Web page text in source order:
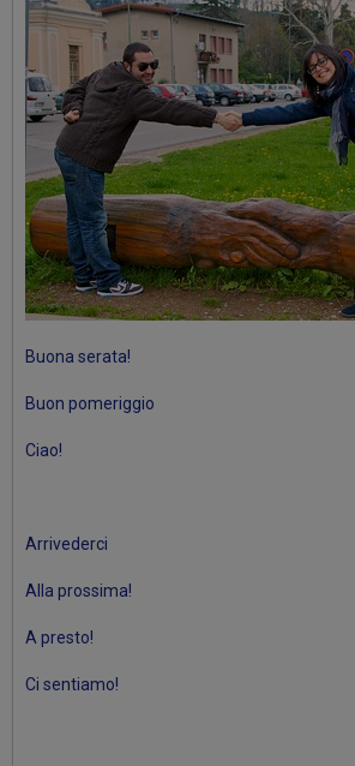
Buona serata!
Buon pomeriggio
Ciao!
Arrivederci
Alla prossima!
A presto!
Ci sentiamo!